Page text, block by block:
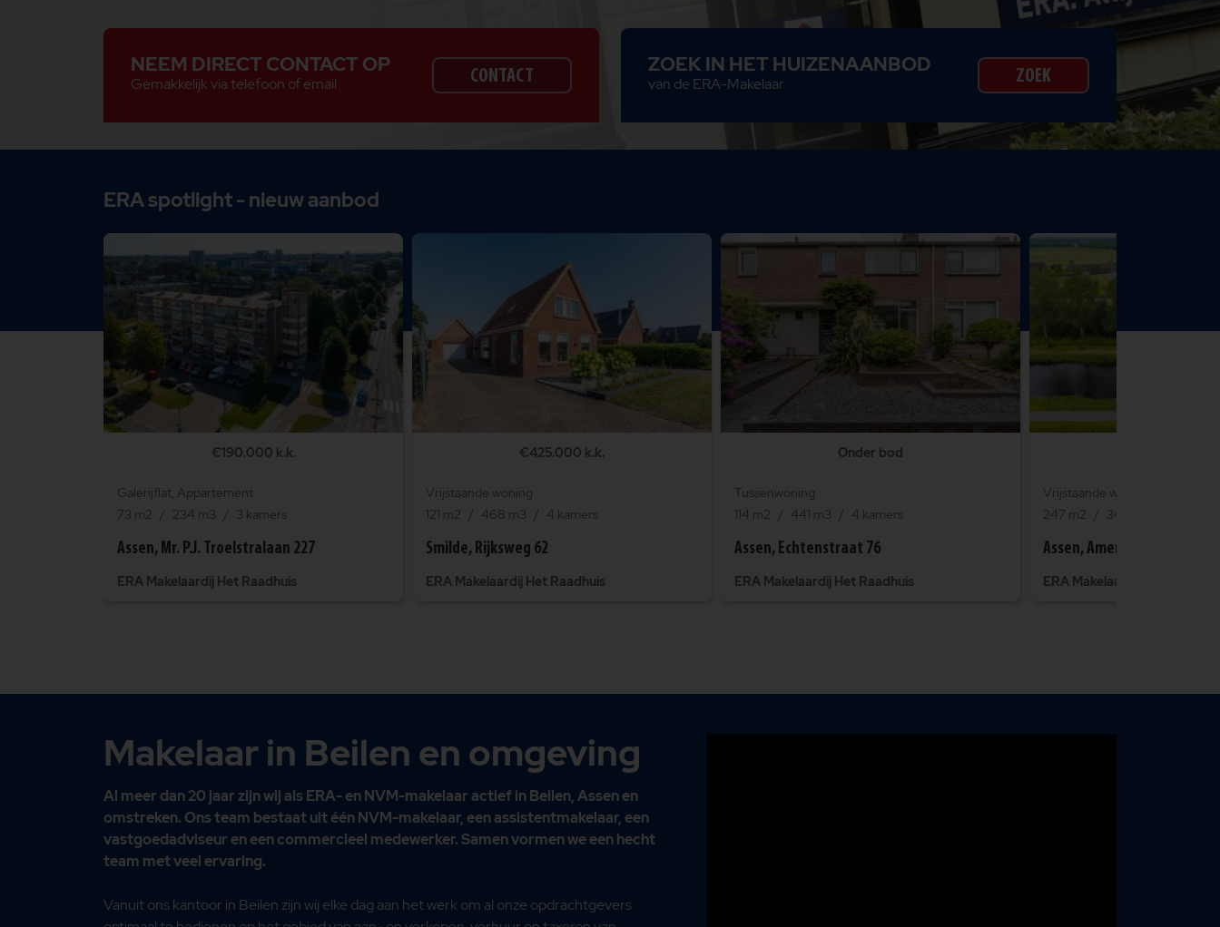
NEEM DIRECT CONTACT OP
Gemakkelijk via telefoon of email CONTACT
ZOEK IN HET HUIZENAANBOD
van de ERA-Makelaar ZOEK
ERA spotlight - nieuw aanbod
€190.000 k.k.
Galerijflat, Appartement.
73 m2
234 m3 3 kamers
Assen, Mr. P.J. Troelstralaan 227
ERA Makelaardij Het Raadhuis
€425.000 k.k.
Vrijstaande woning
121 m2
468 m3 4 kamers
Smilde, Rijksweg 62
ERA Makelaardij Het Raadhuis
Onder bod
Tussenwoning
114 m2
441 m3 4 kamers
Assen, Echtenstraat 76
ERA Makelaardij Het Raadhuis
Vrijstaande woning
247 m2
3400 m3
Assen, Amerikaweg 44 A
ERA Makelaardij Het
Makelaar in Beilen en omgeving
Al meer dan 20 jaar zijn wij als ERA- en NVM-makelaar actief in Beilen, Assen en
omstreken. Ons team bestaat uit één NVM-makelaar, een assistentmakelaar, een
vastgoedadviseur en een commercieel medewerker. Samen vormen we een hecht
team met veel ervaring.
Vanuit ons kantoor in Beilen zijn wij elke dag aan het werk om al onze opdrachtgevers